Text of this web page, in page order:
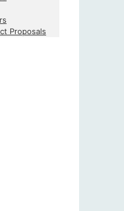
Proposals